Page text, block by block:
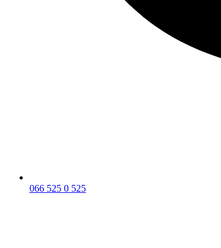
066 525 0 525